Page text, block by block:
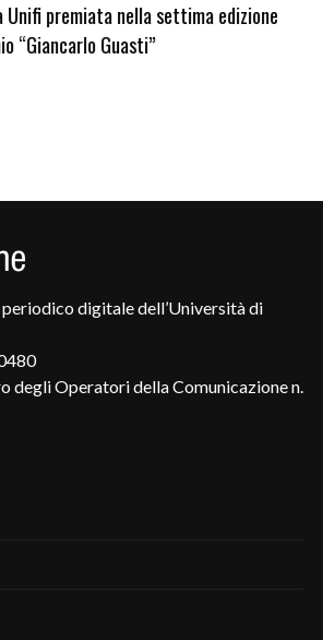
premiata nella settima edizione
Guasti”
digitale dell’Università di
degli Operatori della Comunicazione n.